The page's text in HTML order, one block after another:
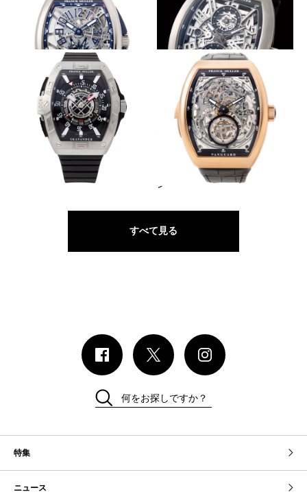
ヴァンガード クレイジー アワ
トノウ カーベックス リメンバ
清涼な透明感とブルー
FRANCK MULLER
ヴァンガード ヨッティング グ
ラビティ スケルトン
マスターバンカー初のスケルトン
FRANCK MULLER
ヴァンガード マスターバンカ
ー スケルトン
海に連れて行けるトノウ型
FRANCK MULLER
スカファンダー
パーツが積層する構造美の極み
FRANCK MULLER
ヴァンガード トゥールビヨン
ミニッツリピーター スケルト
ン
すべて見る
特集
ニュース
何をお探しですか？